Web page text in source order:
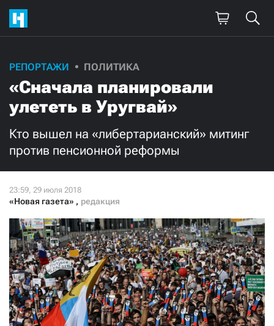
РЕПОРТАЖИ ПОЛИТИКА
«Сначала планировали
улететь в Уругвай»
Кто вышел на «либертарианский» митинг
против пенсионной реформы
«Новая газета» , редакция
Поддержите
нашу работу!
Ежемесячно
3000
500
Нажимая кнопку «Стать соучастником»,
я принимаю условия и подтверждаю свое гражданство РФ
СТАТЬ СОУЧАСТНИКОМ
ПОДЕЛИТЬСЯ С ДРУЗЬЯМИ
Если у вас есть вопросы, пишите donate@novayagazeta.ruили